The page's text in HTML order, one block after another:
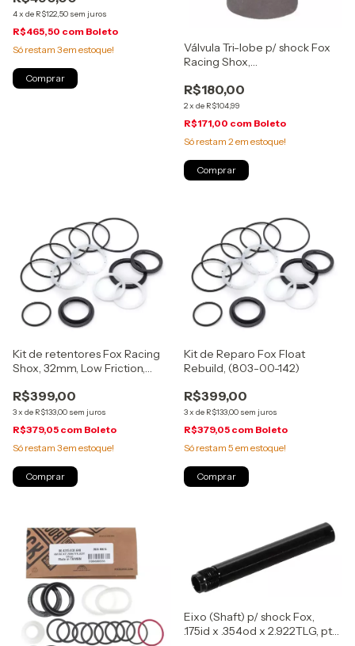
4x de R$122,50 sem juros
R$465,50 com Boleto
Só restam 3em estoque!
Válvula Tri-lobe p/ shock Fox
Racing Shox,
074)
R$180,00
2x de R$104,99
R$171,00 com Boleto
Só restam 2em estoque!
Kit de retentores Fox Racing
Shox, 32mm, Low Friction,
R$399,00
3x de R$133,00 sem juros
R$379,05 com Boleto
Só restam 3em estoque!
Kit de Reparo Fox Float
Rebuild, (803-00-142)
R$399,00
3x de R$133,00 sem juros
R$379,05 com Boleto
Só restam 5 em estoque!
Eixo (Shaft) p/ shock Fox,
.175id x .354od x 2.922TLG, pto